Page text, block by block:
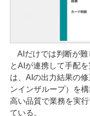
AIだけでは判断が難
とAIが連携して手配
は、AIの出力結果の
ンインザループ）を
高い品質で業務を実
ている。